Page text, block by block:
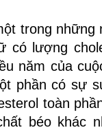
trong những
có lượng
năm của
phần có sự
toàn
béo khác